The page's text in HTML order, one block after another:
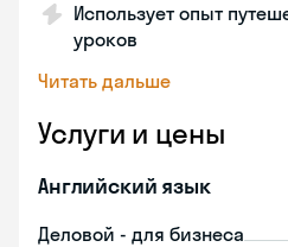
Использует опыт
уроков
Читать дальше
Услуги и цены
Английский язык
Деловой - для бизнеса